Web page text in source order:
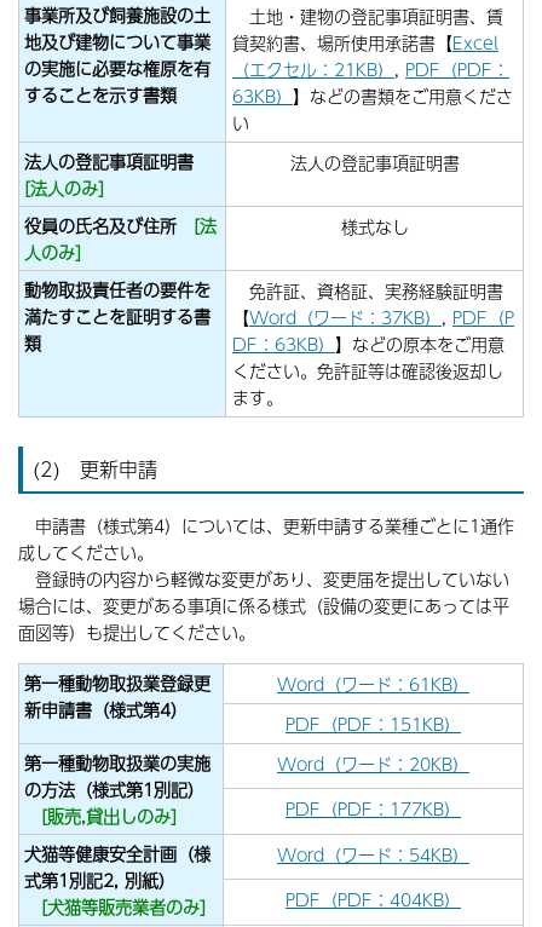
事業所及び飼養施設の土
地及び建物について事業
の実施に必要な権原を有
することを示す書類
土地・建物の登記事項証明書、賃
貸契約書、場所使用承諾書【Excel
（エクセル：21KB） , PDF（PDF：
63KB） 】などの書類をご用意くださ
い
法人の登記事項証明書
[法人のみ]
法人の登記事項証明書
役員の氏名及び住所 [法
人のみ]
様式なし
動物取扱責任者の要件を
満たすことを証明する書
類
免許証、資格証、実務経験証明書
【Word（ワード：37KB） , PDF（P
DF：63KB） 】などの原本をご用意
ください。免許証等は確認後返却し
ます。
(2) 更新申請
申請書（様式第4）については、更新申請する業種ごとに1通作
成してください。
登録時の内容から軽微な変更があり、変更届を提出していない
場合には、変更がある事項に係る様式（設備の変更にあっては平
面図等）も提出してください。
第一種動物取扱業登録更
新申請書（様式第4）
Word（ワード：61KB）
PDF（PDF：151KB）
第一種動物取扱業の実施
の方法（様式第1別記）
[販売,貸出しのみ]
Word（ワード：20KB）
PDF（PDF：177KB）
犬猫等健康安全計画（様
式第1別記2, 別紙）
[犬猫等販売業者のみ]
Word（ワード：54KB）
PDF（PDF：404KB）